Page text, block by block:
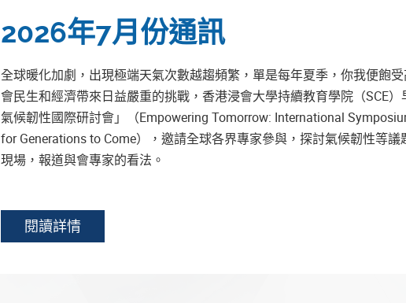
2026年7月份通訊
全球暖化加劇，出現極端天氣次數越趨頻繁，單是每年夏季，你我便飽
會民生和經濟帶來日益嚴重的挑戰，香港浸會大學持續教育學院（SCE
氣候韌性國際研討會」（Empowering Tomorrow: International
for Generations to Come），邀請全球各界專家參與，探討氣候韌性等議
現場，報道與會專家的看法。
閱讀詳情